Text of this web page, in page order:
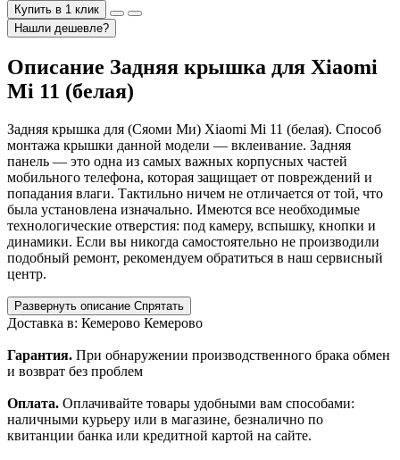
Купить в 1 клик
Нашли дешевле?
Описание Задняя крышка для Xiaomi
Mi 11 (белая)
Задняя крышка для (Сяоми Ми) Xiaomi Mi 11 (белая). Способ
монтажа крышки данной модели — вклеивание. Задняя
панель — это одна из самых важных корпусных частей
мобильного телефона, которая защищает от повреждений и
попадания влаги. Тактильно ничем не отличается от той, что
была установлена изначально. Имеются все необходимые
технологические отверстия: под камеру, вспышку, кнопки и
динамики. Если вы никогда самостоятельно не производили
подобный ремонт, рекомендуем обратиться в наш сервисный
центр.
Развернуть описание Спрятать
Доставка в: Кемерово Кемерово
Гарантия. При обнаружении производственного брака обмен
и возврат без проблем
Оплата. Оплачивайте товары удобными вам способами:
наличными курьеру или в магазине, безналично по
квитанции банка или кредитной картой на сайте.